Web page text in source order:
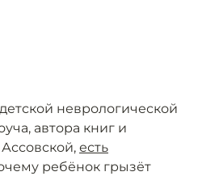
неврологической
автора книг и
есть
ребёнок грызёт